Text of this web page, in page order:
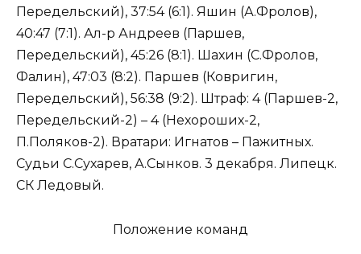
Передельский), 37:54 (6:1). Яшин (А.Фролов),
40:47 (7:1). Ал-р Андреев (Паршев,
Передельский), 45:26 (8:1). Шахин (С.Фролов,
Фалин), 47:03 (8:2). Паршев (Ковригин,
Передельский), 56:38 (9:2). Штраф: 4 (Паршев-2,
Передельский-2) – 4 (Нехороших-2,
П.Поляков-2). Вратари: Игнатов – Пажитных.
Судьи С.Сухарев, А.Сынков. 3 декабря. Липецк.
СК Ледовый.
Положение команд